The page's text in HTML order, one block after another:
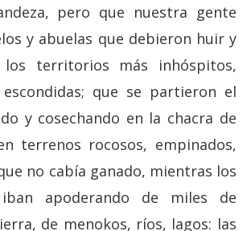
pero que nuestra gente
y abuelas que debieron huir y
los territorios más inhóspitos,
que se partieron el
y cosechando en la chacra de
terrenos rocosos, empinados,
no cabía ganado, mientras los
apoderando de miles de
de menokos, ríos, lagos: las